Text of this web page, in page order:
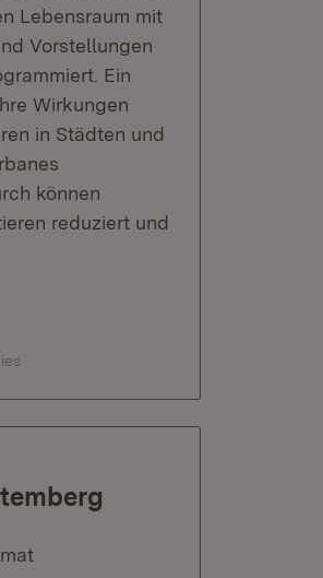
Lebensraum mit
Vorstellungen
Ein
Wirkungen
in Städten und
können
reduziert und